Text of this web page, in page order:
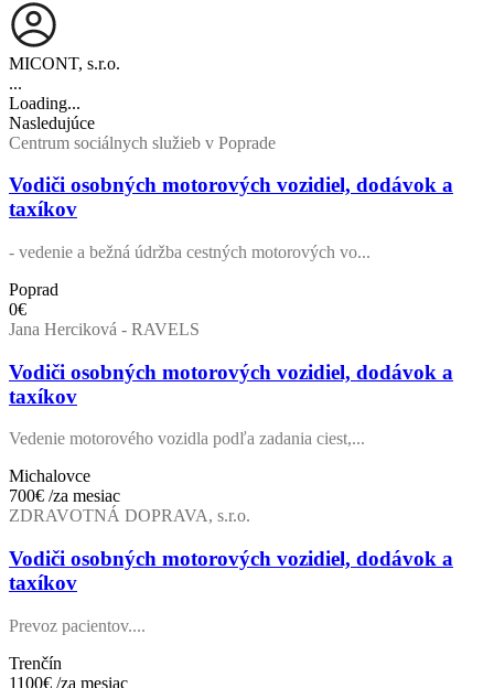
MICONT, s.r.o.
...
Loading...
Nasledujúce
Centrum sociálnych služieb v Poprade
Vodiči osobných motorových vozidiel, dodávok a
taxíkov
- vedenie a bežná údržba cestných motorových vo...
Poprad
0€
Jana Herciková - RAVELS
Vodiči osobných motorových vozidiel, dodávok a
taxíkov
Vedenie motorového vozidla podľa zadania ciest,...
Michalovce
700€ /za mesiac
ZDRAVOTNÁ DOPRAVA, s.r.o.
Vodiči osobných motorových vozidiel, dodávok a
taxíkov
Prevoz pacientov....
Trenčín
1100€ /za mesiac